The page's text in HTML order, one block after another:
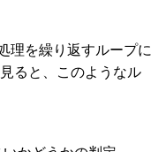
理を繰り返すループに
ると、このようなル